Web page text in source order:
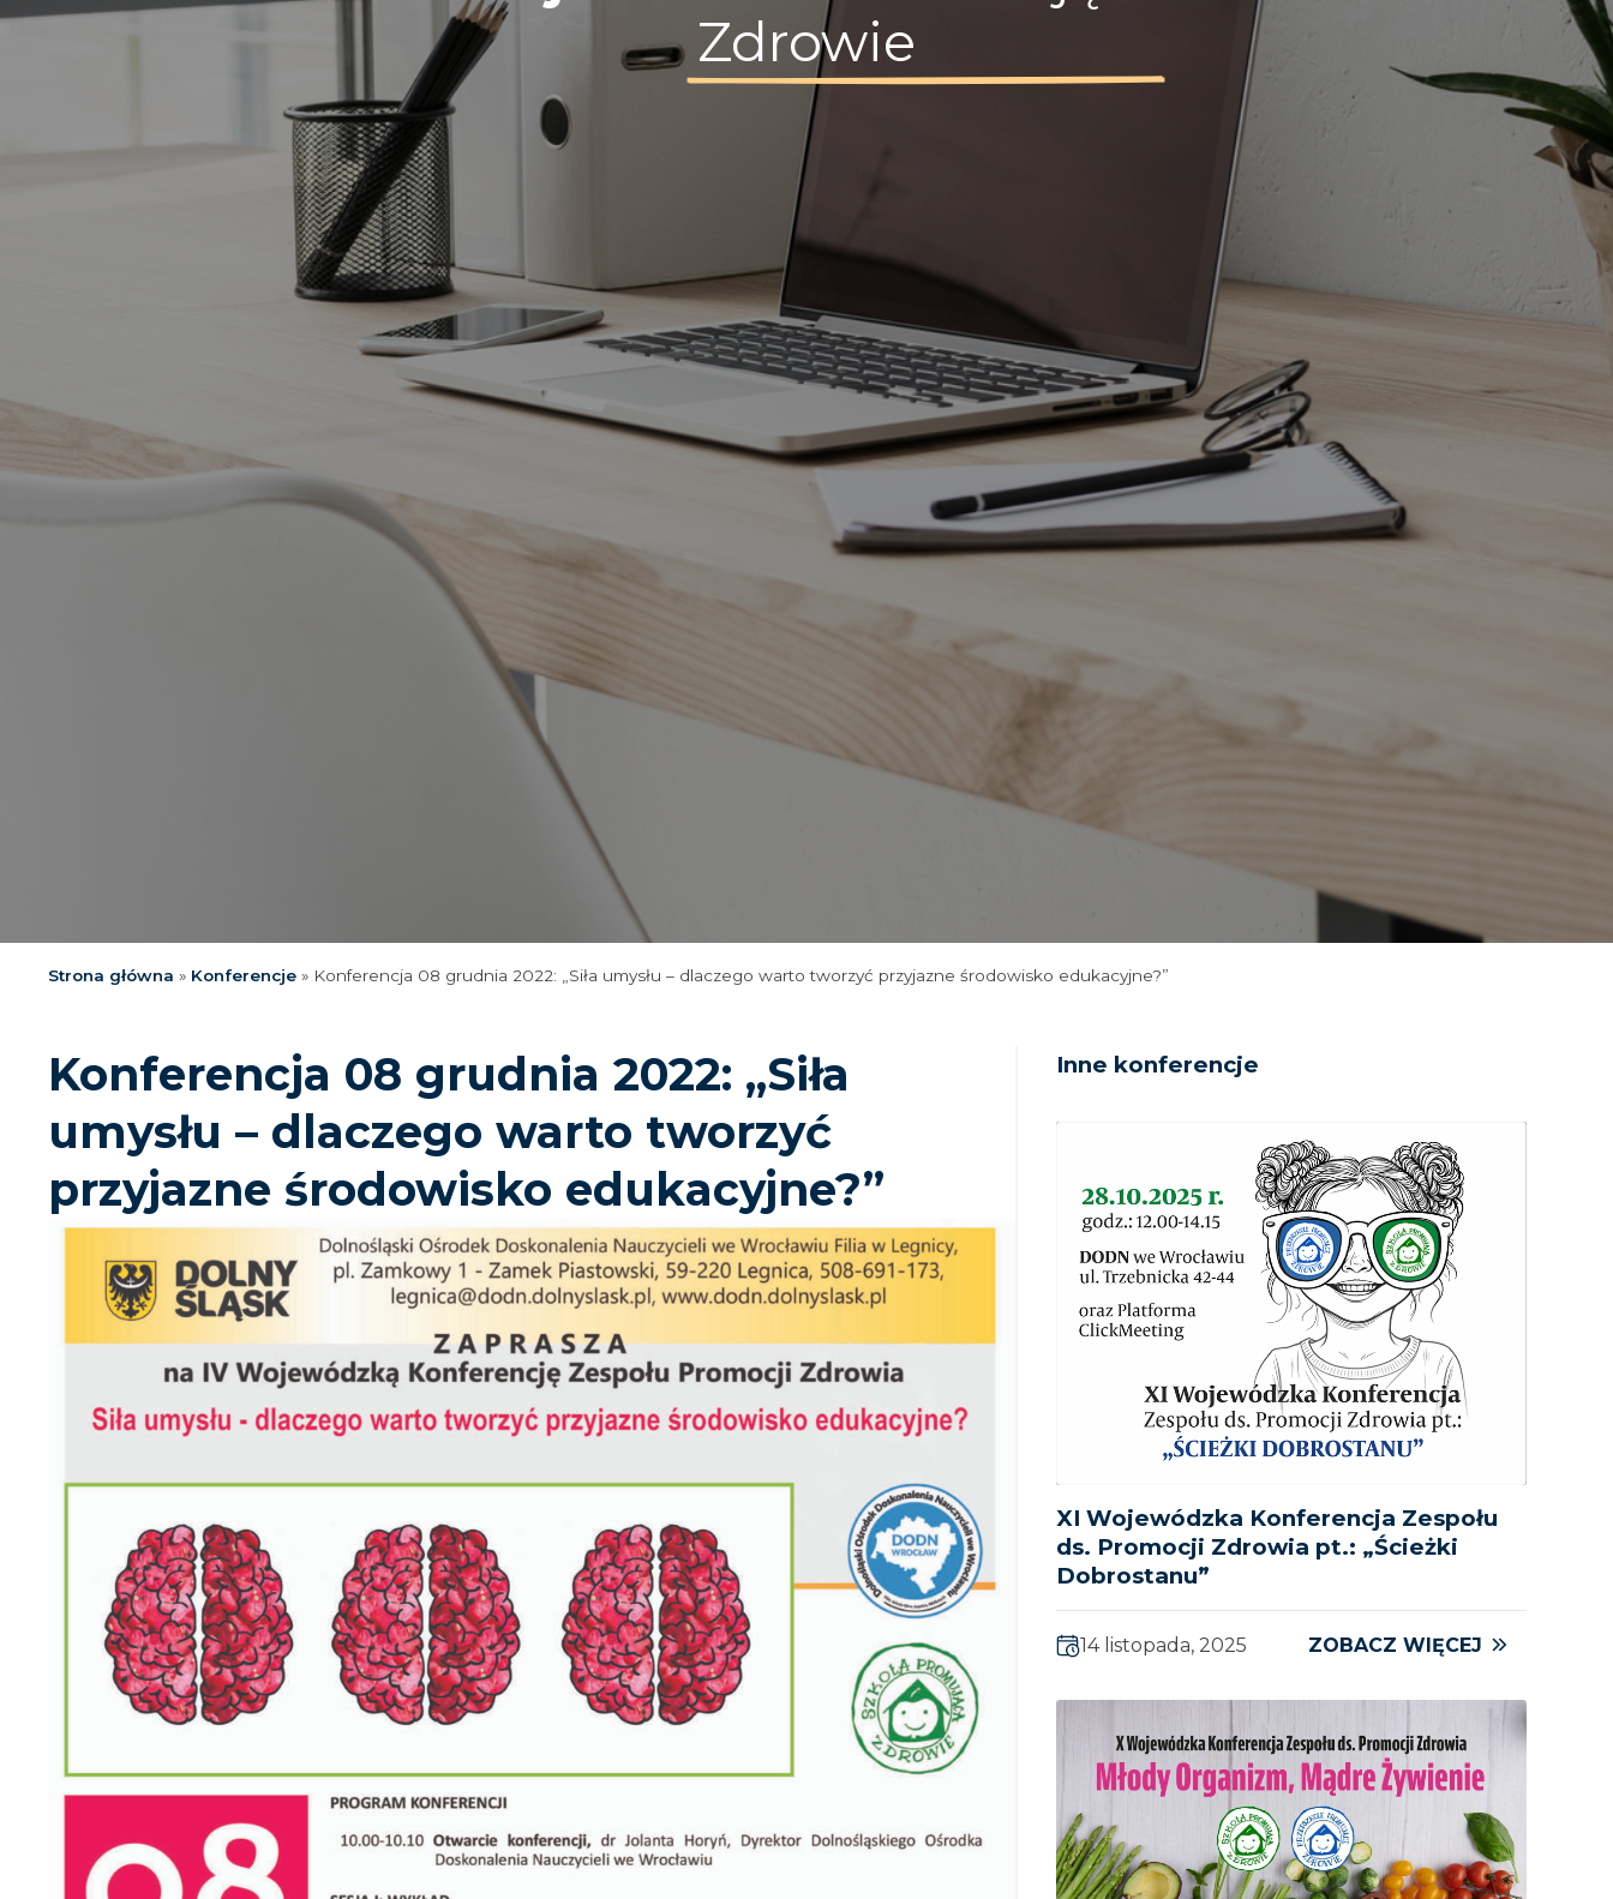
Zdrowie
Strona główna » Konferencje » Konferencja 08 grudnia 2022: „Siła umysłu – dlaczego warto tworzyć przyjazne środowisko edukacyjne?”
Konferencja 08 grudnia 2022: „Siła
umysłu – dlaczego warto tworzyć
przyjazne środowisko edukacyjne?”
Inne konferencje
XI Wojewódzka Konferencja Zespołu
ds. Promocji Zdrowia pt.: „Ścieżki
Dobrostanu”
14 listopada, 2025 ZOBACZ WIĘCEJ